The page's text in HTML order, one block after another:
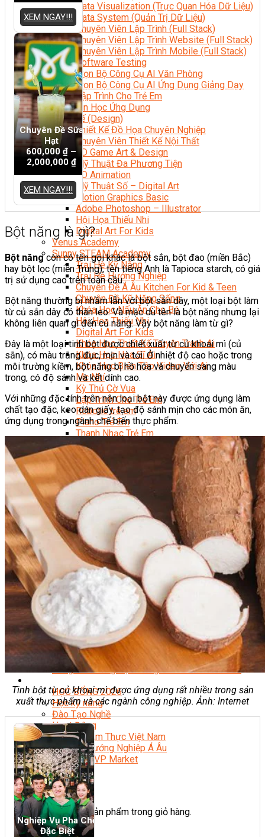
Data Visualization (Trực Quan Hóa Dữ Liệu)
Data System (Quản Trị Dữ Liệu)
Chuyên Viên Lập Trình (Full Stack)
Chuyên Viên Lập Trình Website (Full Stack)
Chuyên Viên Lập Trình Mobile (Full Stack)
Software Testing
Trọn Bộ Công Cụ AI Văn Phòng
Trọn Bộ Công Cụ AI Ứng Dụng Giảng Dạy
Lập Trình Cho Trẻ Em
Tin Học Ứng Dụng
Thiết Kế (Design)
Thiết Kế Đồ Họa Chuyên Nghiệp
Chuyên Viên Thiết Kế Nội Thất
3D Game Art & Design
Mỹ Thuật Đa Phương Tiện
3D Animation
Mỹ Thuật Số – Digital Art
Motion Graphics Basic
Adobe Photoshop – Illustrator
Hội Họa Thiếu Nhi
Digital Art For Kids
Venus Academy
Sunny STEAM Academy
Trại Hè Kỹ Năng
Trại Hè Hướng Nghiệp
Chuyên Đề Á Âu Kitchen For Kid & Teen
Chuyên Đề Kỹ Năng Sống
Khóa Học Nấu Ăn Cho Bé
Hội Họa Thiếu Nhi
Digital Art For Kids
Khóa Học Thiết Kế Truyện Tranh Ai
Khóa Học Họa Sĩ Ai
Khóa Học Biên Tập Video Với Ai
Mc Nhí
Kỳ Thủ Cờ Vua
Lập Trình Cho Trẻ Em
Robotic trẻ em
Piano Trẻ Em
Thanh Nhạc Trẻ Em
Sơ Cấp Cứu Cho Trẻ Em
Toán Tư Duy
Bếp Gia Đình
Trung Cấp CET
Kỹ Thuật Chế Biến Món Ăn
Kỹ Thuật Làm Bánh
Kỹ Thuật Pha Chế Đồ Uống
Quản Trị Khách Sạn
Quản Lý Kinh Doanh Nhà Hàng Và Dịch Vụ Ăn Uống
Hướng Dẫn Du Lịch
Quản Trị Lữ Hành
Marketing
Tạo Mẫu Và Chăm Sóc Sắc Đẹp
Truyền Thông Đa Phương Tiện
Công Nghệ Thông Tin
An Ninh Mạng
Thiết Kế Đồ Họa
Âm Nhạc
Điện Công Nghiệp Và Dân Dụng
Văn Hóa Phổ Thông
Nâng Cao Năng Lực Tiếng Anh – Chuẩn TOEIC
HỌC BỔNG 2026
Học kỹ năng
Đào Tạo Nghề
Hoạt Động
Văn Hóa Ẩm Thực Việt Nam
Sự Kiện Hướng Nghiệp Á Âu
Siêu Thị ĐVP Market
Chưa có sản phẩm trong giỏ hàng.
XEM NGAY!!!
Chuyên Đề Sữa
Hạt
600,000 ₫ –
2,000,000 ₫
XEM NGAY!!!
Bột năng là gì?
Bột năngcòn có tên gọi khác là bột sắn, bột đao (miền Bắc)
hay bột lọc (miền Trung), tên tiếng Anh là Tapioca starch, có giá
trị sử dụng cao trên toàn cầu.
Bột năng thường bị nhầm lẫn với bột sắn dây, một loại bột làm
từ củ sắn dây có thân leo. Và mặc dù tên là bột năng nhưng lại
không liên quan gì đến củ năng. Vậy bột năng làm từ gì?
Đây là một loại tinh bột được chiết xuất từ củ khoai mì (củ
sắn), có màu trắng đục, mịn và tơi. Ở nhiệt độ cao hoặc trong
môi trường kiềm, bột năng bị hồ hóa và chuyển sang màu
trong, có độ sánh và kết dính cao.
Với những đặc tính trên nên loại bột này được ứng dụng làm
chất tạo đặc, keo dán giấy, tạo độ sánh mịn cho các món ăn,
ứng dụng trong ngành chế biến thực phẩm.
Tinh bột từ củ khoai mì được ứng dụng rất nhiều trong sản
xuất thực phẩm và các ngành công nghiệp. Ảnh: Internet
Nghiệp Vụ Pha Chế
Đặc Biệt